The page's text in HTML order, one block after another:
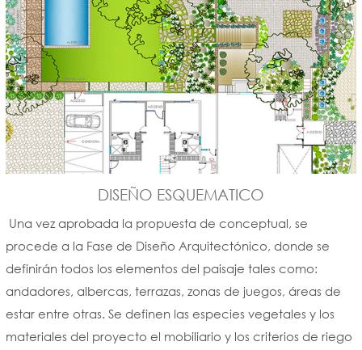
DISEÑO ESQUEMATICO
Una vez aprobada la propuesta de conceptual, se
procede a la Fase de Diseño Arquitectónico, donde se
definirán todos los elementos del paisaje tales como:
andadores, albercas, terrazas, zonas de juegos, áreas de
estar entre otras. Se definen las especies vegetales y los
materiales del proyecto el mobiliario y los criterios de riego